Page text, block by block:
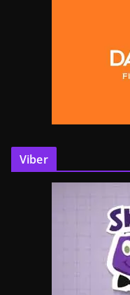
Viber